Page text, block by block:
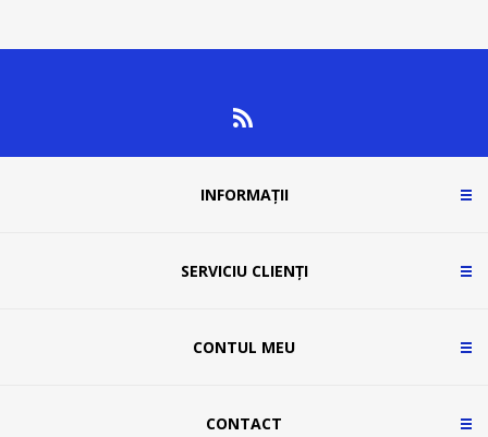
INFORMAȚII
SERVICIU CLIENȚI
CONTUL MEU
CONTACT